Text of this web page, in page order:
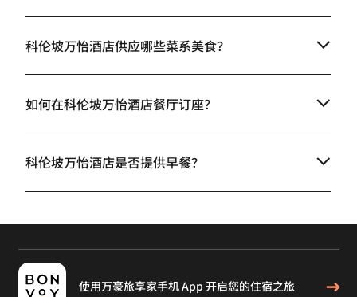
科伦坡万怡酒店供应哪些菜系美食？
如何在科伦坡万怡酒店餐厅订座？
科伦坡万怡酒店是否提供早餐？
使用万豪旅享家手机 App 开启您的住宿之旅